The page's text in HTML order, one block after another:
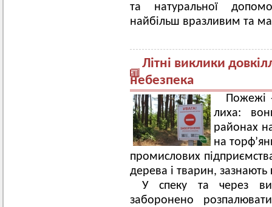
та натуральної
найбільш вразливим та
Літні виклики
небезпека
Пожежі
лиха:
районах
на
промислових
дерева і тварин, зазнають
У спеку та через
заборонено